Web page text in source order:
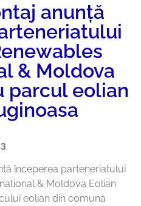
anunță
& Moldova
parcul eolian
începerea parteneriatului
& Moldova Eolian
eolian din comuna